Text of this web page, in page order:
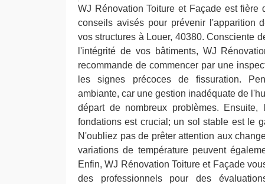
WJ Rénovation Toiture et Façade est fière
conseils avisés pour prévenir l'apparition
vos structures à Louer, 40380. Consciente
l'intégrité de vos bâtiments, WJ
recommande de commencer par une
les signes précoces de fissuration.
ambiante, car une gestion inadéquate de
départ de nombreux problèmes. Ensuite,
fondations est crucial; un sol stable est le
N'oubliez pas de prêter attention aux
variations de température peuvent
Enfin, WJ Rénovation Toiture et Façade
des professionnels pour des